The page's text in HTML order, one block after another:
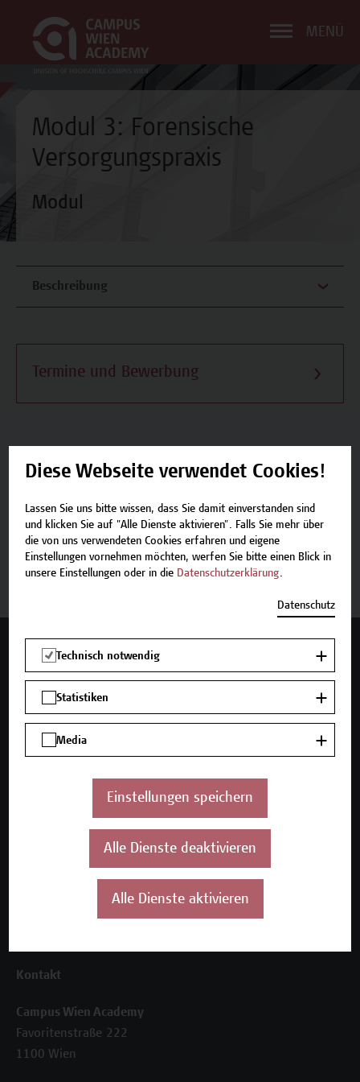
MENÜ
Modul 3: Forensische
Versorgungspraxis
Modul
Beschreibung
Termine und Bewerbung
Beschreibung
Termine und Bewerbung
Zurück zum Zertifikatsprogramm
Mehr Infos gewünscht?
Unser Angebot
Seminare und Zertifikatsprogramme
Inhouse-Weiterbildung
Beratungsleistungen
Die Campus Wien Academy
Kontakt
Campus Wien Academy
Favoritenstraße 222
1100 Wien
Diese Webseite verwendet Cookies!
Lassen Sie uns bitte wissen, dass Sie damit einverstanden sind
und klicken Sie auf "Alle Dienste aktivieren". Falls Sie mehr über
die von uns verwendeten Cookies erfahren und eigene
Einstellungen vornehmen möchten, werfen Sie bitte einen Blick in
unsere Einstellungen oder in die Datenschutzerklärung.
Datenschutz
Technisch notwendig
Statistiken
Media
Einstellungen speichern
Alle Dienste deaktivieren
Alle Dienste aktivieren